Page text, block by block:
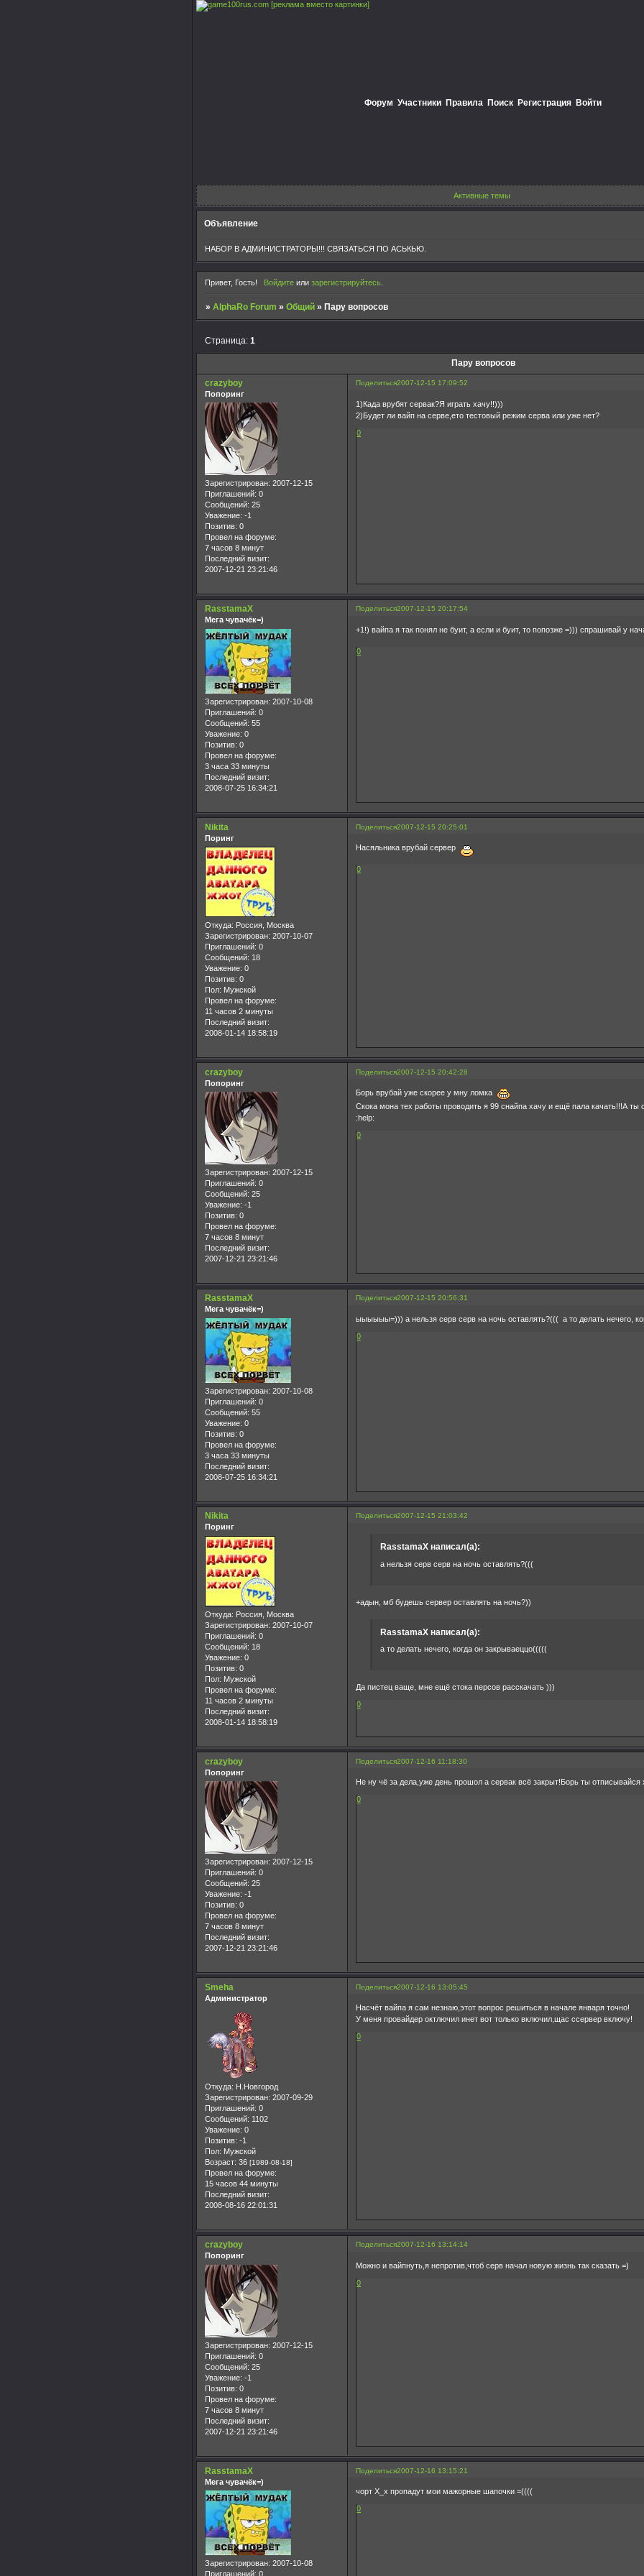
[реклама вместо картинки]
Форум Участники Правила Поиск Регистрация Войти
Активные темы
Объявление
НАБОР В АДМИНИСТРАТОРЫ!!! СВЯЗАТЬСЯ ПО АСЬКЬЮ.
Привет, Гость! Войдитеили зарегистрируйтесь.
»AlphaRo Forum »Общий »Пару вопросов
Пару вопросов
Страница:1
Поделиться2007-12-15 17:09:52
crazyboy
Попоринг
Зарегистрирован: 2007-12-15
Приглашений: 0
Сообщений: 25
Уважение: -1
Позитив: 0
Провел на форуме:
7 часов 8 минут
Последний визит:
2007-12-21 23:21:46
1)Када врубят сервак?Я играть хачу!!)))
2)Будет ли вайп на серве,ето тестовый режим серва или уже нет?
0
Поделиться2007-12-15 20:17:54
RasstamaX
Мега чувачёк=)
Зарегистрирован: 2007-10-08
Приглашений: 0
Сообщений: 55
Уважение: 0
Позитив: 0
Провел на форуме:
3 часа 33 минуты
Последний визит:
2008-07-25 16:34:21
+1!) вайпа я так понял не буит, а если и буит, то попозже =))) спрашивай у
0
Поделиться2007-12-15 20:25:01
Nikita
Поринг
Откуда: Россия, Москва
Зарегистрирован: 2007-10-07
Приглашений: 0
Сообщений: 18
Уважение: 0
Позитив: 0
Пол: Мужской
Провел на форуме:
11 часов 2 минуты
Последний визит:
2008-01-14 18:58:19
Насяльника врубай сервер
0
Поделиться2007-12-15 20:42:28
crazyboy
Попоринг
Зарегистрирован: 2007-12-15
Приглашений: 0
Сообщений: 25
Уважение: -1
Позитив: 0
Провел на форуме:
7 часов 8 минут
Последний визит:
2007-12-21 23:21:46
Борь врубай уже скорее у мну ломка
Скока мона тех работы проводить я 99 снайпа хачу и ещё пала качать!!!А ты
:help:
0
Поделиться2007-12-15 20:56:31
RasstamaX
Мега чувачёк=)
Зарегистрирован: 2007-10-08
Приглашений: 0
Сообщений: 55
Уважение: 0
Позитив: 0
Провел на форуме:
3 часа 33 минуты
Последний визит:
2008-07-25 16:34:21
ыыыыыы=))) а нельзя серв серв на ночь оставлять?((( а то делать нечего,
0
Поделиться2007-12-15 21:03:42
Nikita
Поринг
Откуда: Россия, Москва
Зарегистрирован: 2007-10-07
Приглашений: 0
Сообщений: 18
Уважение: 0
Позитив: 0
Пол: Мужской
Провел на форуме:
11 часов 2 минуты
Последний визит:
2008-01-14 18:58:19
RasstamaX написал(а):
а нельзя серв серв на ночь оставлять?(((
+адын, мб будешь сервер оставлять на ночь?))
RasstamaX написал(а):
а то делать нечего, когда он закрываеццо(((((
Да пистец ваще, мне ещё стока персов расскачать )))
0
Поделиться2007-12-16 11:18:30
crazyboy
Попоринг
Зарегистрирован: 2007-12-15
Приглашений: 0
Сообщений: 25
Уважение: -1
Позитив: 0
Провел на форуме:
7 часов 8 минут
Последний визит:
2007-12-21 23:21:46
Не ну чё за дела,уже день прошол а сервак всё закрыт!Борь ты
0
Поделиться2007-12-16 13:05:45
Smeha
Администратор
Откуда: Н.Новгород
Зарегистрирован: 2007-09-29
Приглашений: 0
Сообщений: 1102
Уважение: 0
Позитив: -1
Пол: Мужской
Возраст: 36 [1989-08-18]
Провел на форуме:
15 часов 44 минуты
Последний визит:
2008-08-16 22:01:31
Насчёт вайпа я сам незнаю,этот вопрос решиться в начале января точно!
У меня провайдер октлючил инет вот только включил,щас ссервер включу!
0
Поделиться2007-12-16 13:14:14
crazyboy
Попоринг
Зарегистрирован: 2007-12-15
Приглашений: 0
Сообщений: 25
Уважение: -1
Позитив: 0
Провел на форуме:
7 часов 8 минут
Последний визит:
2007-12-21 23:21:46
Можно и вайпнуть,я непротив,чтоб серв начал новую жизнь так сказать =)
0
Поделиться2007-12-16 13:15:21
RasstamaX
Мега чувачёк=)
Зарегистрирован: 2007-10-08
Приглашений: 0
чорт Х_х пропадут мои мажорные шапочки =((((
0